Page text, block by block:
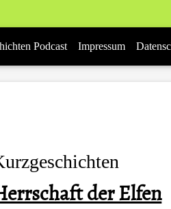
Podcast Impressum
der Elfen